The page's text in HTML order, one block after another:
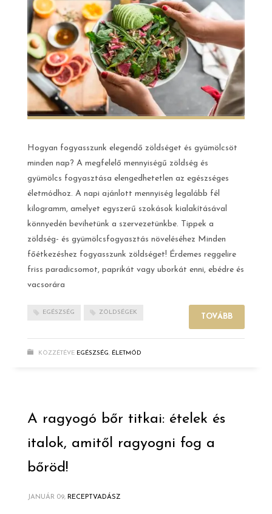
Hogyan fogyasszunk elegendő zöldséget és gyümölcsöt
minden nap? A megfelelő mennyiségű zöldség és
gyümölcs fogyasztása elengedhetetlen az egészséges
életmódhoz. A napi ajánlott mennyiség legalább fél
kilogramm, amelyet egyszerű szokások kialakításával
könnyedén bevihetünk a szervezetünkbe. Tippek a
zöldség- és gyümölcsfogyasztás növeléséhez Minden
főétkezéshez fogyasszunk zöldséget! Érdemes reggelire
friss paradicsomot, paprikát vagy uborkát enni, ebédre és
vacsorára
EGÉSZSÉG ZÖLDSÉGEK
TOVÁBB
KÖZZÉTÉVE EGÉSZSÉG, ÉLETMÓD
A ragyogó bőr titkai: ételek és
italok, amitől ragyogni fog a
bőröd!
JANUÁR 09, RECEPTVADÁSZ